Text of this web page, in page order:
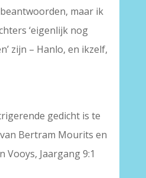
maar ik
‘eigenlijk nog
zijn – Hanlo, en ikzelf,
gedicht is te
van Bertram Mourits en
Vooys, Jaargang 9:1